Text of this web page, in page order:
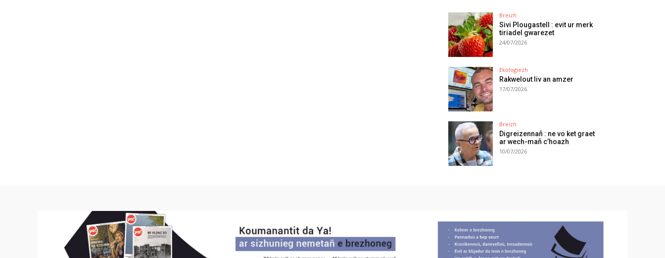
Breizh
Sivi Plougastell : evit ur merk
tiriadel gwarezet
24/07/2026
Ekologiezh
Rakwelout liv an amzer
17/07/2026
Breizh
Digreizennañ : ne vo ket graet
ar wech-mañ c’hoazh
10/07/2026